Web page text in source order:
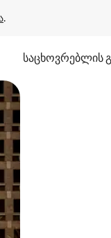
.
საცხოვრებლის